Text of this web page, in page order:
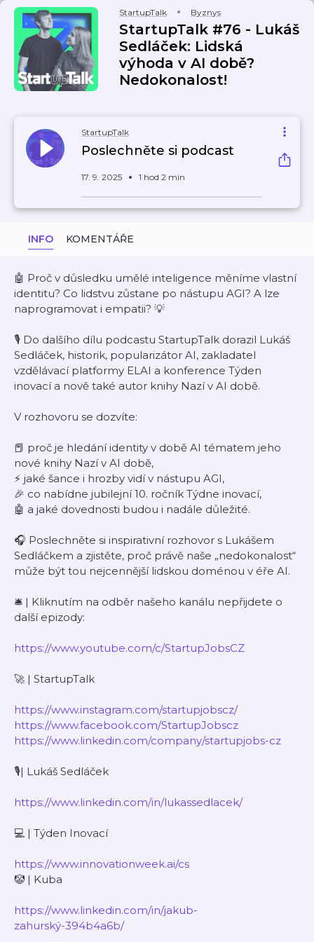
StartupTalk Byznys
StartupTalk #76 - Lukáš
Sedláček: Lidská
výhoda v AI době?
Nedokonalost!
StartupTalk
Poslechněte si podcast
17. 9. 2025 1 hod 2 min
INFO KOMENTÁŘE
🤖 Proč v důsledku umělé inteligence měníme vlastní
identitu? Co lidstvu zůstane po nástupu AGI? A lze
naprogramovat i empatii? 💡
🎙️ Do dalšího dílu podcastu StartupTalk dorazil Lukáš
Sedláček, historik, popularizátor AI, zakladatel
vzdělávací platformy ELAI a konference Týden
inovací a nově také autor knihy Nazí v AI době.
V rozhovoru se dozvíte:
📕 proč je hledání identity v době AI tématem jeho
nové knihy Nazí v AI době,
⚡ jaké šance i hrozby vidí v nástupu AGI,
🎉 co nabídne jubilejní 10. ročník Týdne inovací,
🤖 a jaké dovednosti budou i nadále důležité.
🎧 Poslechněte si inspirativní rozhovor s Lukášem
Sedláčkem a zjistěte, proč právě naše „nedokonalost“
může být tou nejcennější lidskou doménou v éře AI.
🛎 | Kliknutím na odběr našeho kanálu nepřijdete o
další epizody:
https://www.youtube.com/c/StartupJobsCZ
🚀 | StartupTalk
https://www.instagram.com/startupjobscz/
https://www.facebook.com/StartupJobscz
https://www.linkedin.com/company/startupjobs-cz
🎙| Lukáš Sedláček
https://www.linkedin.com/in/lukassedlacek/
💻 | Týden Inovací
https://www.innovationweek.ai/cs
🤡 | Kuba
https://www.linkedin.com/in/jakub-
zahurský-394b4a6b/